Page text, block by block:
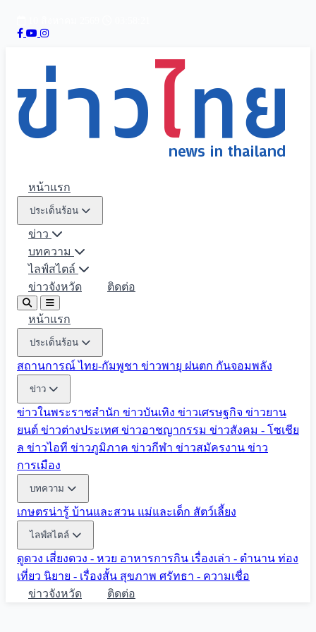
หน้าแรก
ประเด็นร้อน
ข่าว
บทความ
ไลฟ์สไตล์
ข่าวจังหวัด
ติดต่อ
หน้าแรก
ประเด็นร้อน
สถานการณ์ ไทย-กัมพูชา ข่าวพายุ ฝนตก กันจอมพลัง
ข่าว
ข่าวในพระราชสำนัก ข่าวบันเทิง ข่าวเศรษฐกิจ ข่าวยาน
ยนต์ ข่าวต่างประเทศ ข่าวอาชญากรรม ข่าวสังคม - โซเชีย
ล ข่าวไอที ข่าวภูมิภาค ข่าวกีฬา ข่าวสมัครงาน ข่าว
การเมือง
บทความ
เกษตรน่ารู้ บ้านและสวน แม่และเด็ก สัตว์เลี้ยง
ไลฟ์สไตล์
ดูดวง เสี่ยงดวง - หวย อาหารการกิน เรื่องเล่า - ตำนาน ท่อง
เที่ยว นิยาย - เรื่องสั้น สุขภาพ ศรัทธา - ความเชื่อ
ข่าวจังหวัด
ติดต่อ